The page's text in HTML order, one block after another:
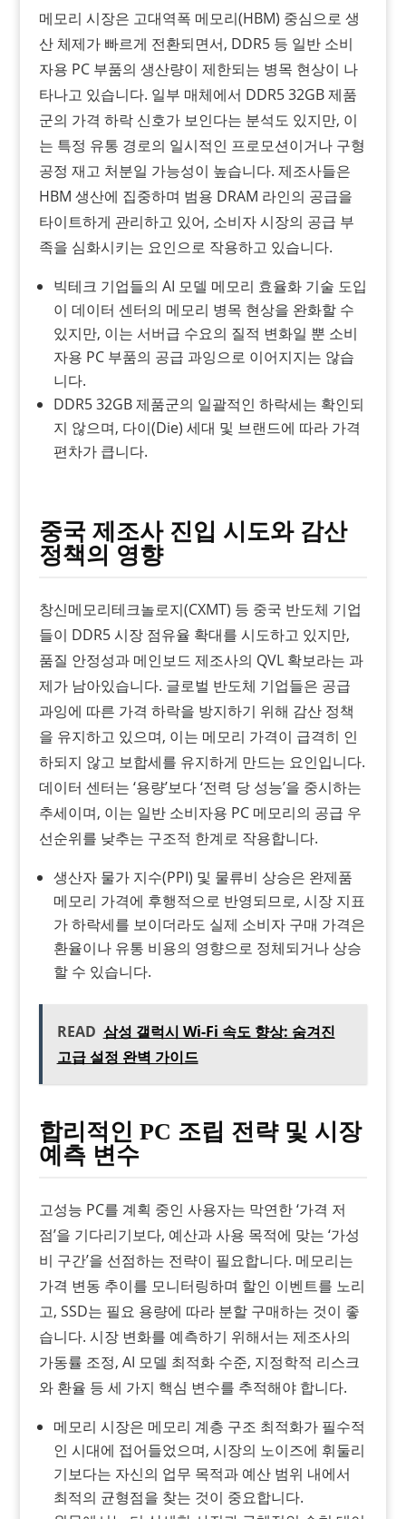
메모리 시장은 고대역폭 메모리(HBM) 중심으로 생
산 체제가 빠르게 전환되면서, DDR5 등 일반 소비
자용 PC 부품의 생산량이 제한되는 병목 현상이 나
타나고 있습니다. 일부 매체에서 DDR5 32GB 제품
군의 가격 하락 신호가 보인다는 분석도 있지만, 이
는 특정 유통 경로의 일시적인 프로모션이거나 구형
공정 재고 처분일 가능성이 높습니다. 제조사들은
HBM 생산에 집중하며 범용 DRAM 라인의 공급을
타이트하게 관리하고 있어, 소비자 시장의 공급 부
족을 심화시키는 요인으로 작용하고 있습니다.
빅테크 기업들의 AI 모델 메모리 효율화 기술 도입
이 데이터 센터의 메모리 병목 현상을 완화할 수
있지만, 이는 서버급 수요의 질적 변화일 뿐 소비
자용 PC 부품의 공급 과잉으로 이어지지는 않습
니다.
DDR5 32GB 제품군의 일괄적인 하락세는 확인되
지 않으며, 다이(Die) 세대 및 브랜드에 따라 가격
편차가 큽니다.
중국 제조사 진입 시도와 감산
정책의 영향
창신메모리테크놀로지(CXMT) 등 중국 반도체 기업
들이 DDR5 시장 점유율 확대를 시도하고 있지만,
품질 안정성과 메인보드 제조사의 QVL 확보라는 과
제가 남아있습니다. 글로벌 반도체 기업들은 공급
과잉에 따른 가격 하락을 방지하기 위해 감산 정책
을 유지하고 있으며, 이는 메모리 가격이 급격히 인
하되지 않고 보합세를 유지하게 만드는 요인입니다.
데이터 센터는 ‘용량’보다 ‘전력 당 성능’을 중시하는
추세이며, 이는 일반 소비자용 PC 메모리의 공급 우
선순위를 낮추는 구조적 한계로 작용합니다.
생산자 물가 지수(PPI) 및 물류비 상승은 완제품
메모리 가격에 후행적으로 반영되므로, 시장 지표
가 하락세를 보이더라도 실제 소비자 구매 가격은
환율이나 유통 비용의 영향으로 정체되거나 상승
할 수 있습니다.
READ 삼성 갤럭시 Wi-Fi 속도 향상: 숨겨진
고급 설정 완벽 가이드
합리적인 PC 조립 전략 및 시장
예측 변수
고성능 PC를 계획 중인 사용자는 막연한 ‘가격 저
점’을 기다리기보다, 예산과 사용 목적에 맞는 ‘가성
비 구간’을 선점하는 전략이 필요합니다. 메모리는
가격 변동 추이를 모니터링하며 할인 이벤트를 노리
고, SSD는 필요 용량에 따라 분할 구매하는 것이 좋
습니다. 시장 변화를 예측하기 위해서는 제조사의
가동률 조정, AI 모델 최적화 수준, 지정학적 리스크
와 환율 등 세 가지 핵심 변수를 추적해야 합니다.
메모리 시장은 메모리 계층 구조 최적화가 필수적
인 시대에 접어들었으며, 시장의 노이즈에 휘둘리
기보다는 자신의 업무 목적과 예산 범위 내에서
최적의 균형점을 찾는 것이 중요합니다.